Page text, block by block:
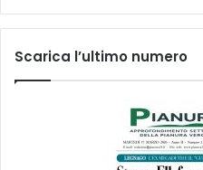
Scarica l’ultimo numero